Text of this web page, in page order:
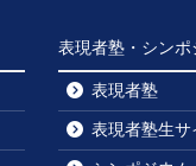
表現者塾・シンポ
表現者塾
表現者塾生サ